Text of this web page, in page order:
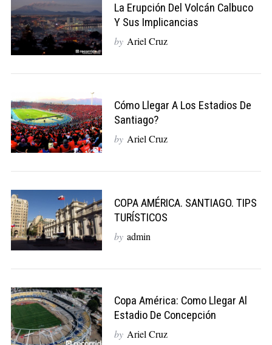
La Erupción Del Volcán Calbuco
Y Sus Implicancias
by Ariel Cruz
Cómo Llegar A Los Estadios De
Santiago?
by Ariel Cruz
COPA AMÉRICA. SANTIAGO. TIPS
TURÍSTICOS
by admin
Copa América: Como Llegar Al
Estadio De Concepción
by Ariel Cruz